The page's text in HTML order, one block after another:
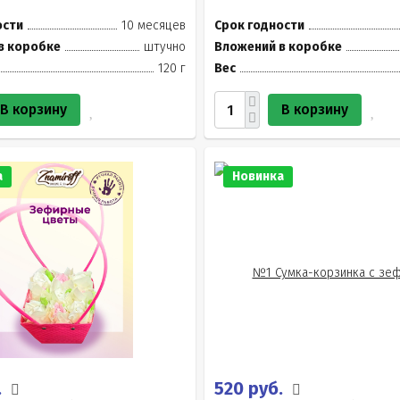
10 месяцев
коробке
штучно
120 г
В корзину
Срок годности
Вложений в коробке
Вес
В корзину
Новинка
520 руб.